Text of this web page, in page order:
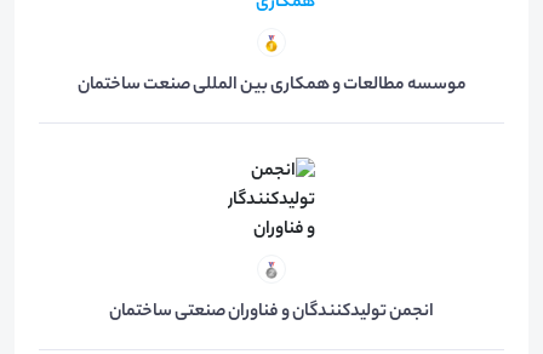
موسسه مطالعات و همکاری بین المللی صنعت ساختمان
انجمن تولیدکنندگان و فناوران صنعتی ساختمان